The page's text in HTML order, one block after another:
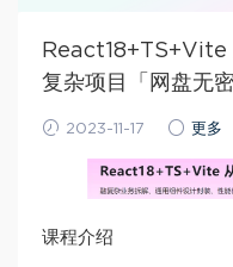
React18+TS+Vite
复杂项目「网盘无密
2023-11-17 更多
课程介绍